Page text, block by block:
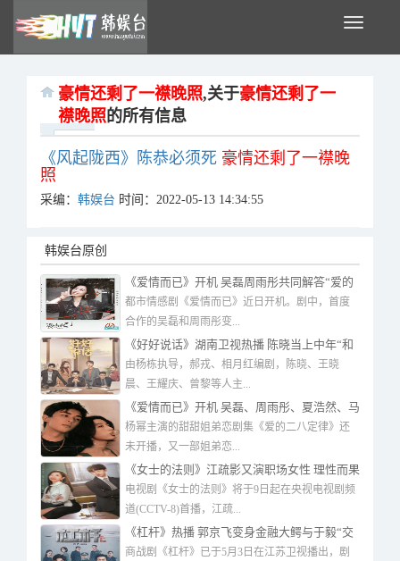
Toggle
豪情还剩了一襟晚照,关于豪情还剩了一
襟晚照的所有信息
《风起陇西》陈恭必须死 豪情还剩了一襟晚
照
采编： 韩娱台 时间：2022-05-13 14:34:55
韩娱台原创
《爱情而已》开机 吴磊周雨彤共同解答“爱的
难题”
都市情感剧《爱情而已》近日开机。剧中，首度
合作的吴磊和周雨彤变...
《好好说话》湖南卫视热播 陈晓当上中年“和
事佬”
由杨栋执导，郝戎、相月红编剧，陈晓、王晓
晨、王耀庆、曾黎等人主...
《爱情而已》开机 吴磊、周雨彤、夏浩然、马
凡丁主演
杨幂主演的甜甜姐弟恋剧集《爱的二八定律》还
未开播，又一部姐弟恋...
《女士的法则》江疏影又演职场女性 理性而果
断
电视剧《女士的法则》将于9日起在央视电视剧频
道(CCTV-8)首播，江疏...
《杠杆》热播 郭京飞变身金融大鳄与于毅“交
手博弈”
商战剧《杠杆》已于5月3日在江苏卫视播出，剧